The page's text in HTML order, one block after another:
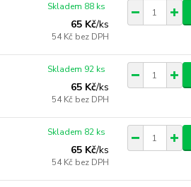
65 Kč/ks
54 Kč bez DPH
Skladem 88 ks
65 Kč/ks
54 Kč bez DPH
Skladem 92 ks
65 Kč/ks
54 Kč bez DPH
Skladem 82 ks